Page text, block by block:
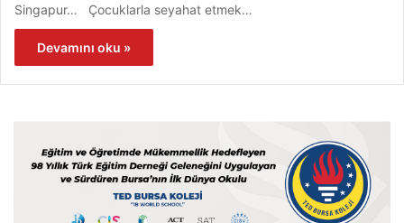
Singapur… Çocuklarla seyahat etmek…
Devamını oku »